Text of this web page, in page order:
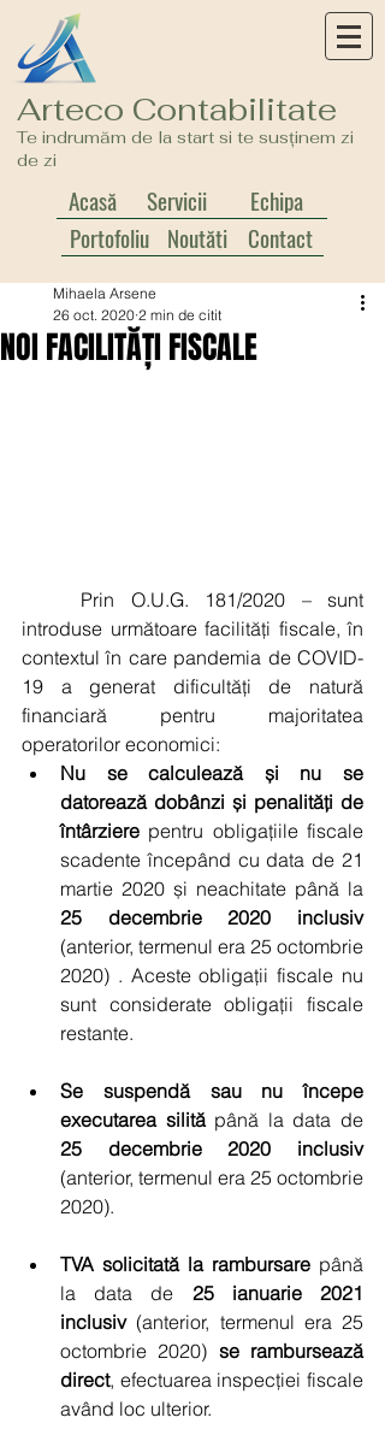
Arteco Contabilitate
Te indrumăm de la start si te susținem zi
de zi
Acasă Servicii
Echipa
Portofoliu Noutăți Contact
NOI FACILITĂȚI FISCALE
Mihaela Arsene
26 oct. 2020 2 min de citit
introduse următoare facilități fiscale, în
contextul în care pandemia de COVID-
19 a generat dificultăți de natură
financiară pentru majoritatea
operatorilor economici:
Nu se calculează și nu se
datorează dobânzi și penalități de
întârziere pentru obligațiile fiscale
scadente începând cu data de 21
25 decembrie 2020 inclusiv
(anterior, termenul era 25 octombrie
2020) . Aceste obligații fiscale nu
sunt considerate obligații fiscale
restante.
Se suspendă sau nu începe
executarea silită
25 decembrie 2020 inclusiv
(anterior, termenul era 25 octombrie
2020).
TVA solicitată la rambursare până
la data de 25 ianuarie 2021
inclusiv (anterior, termenul era 25
octombrie 2020) se rambursează
direct, efectuarea inspecției fiscale
având loc ulterior.